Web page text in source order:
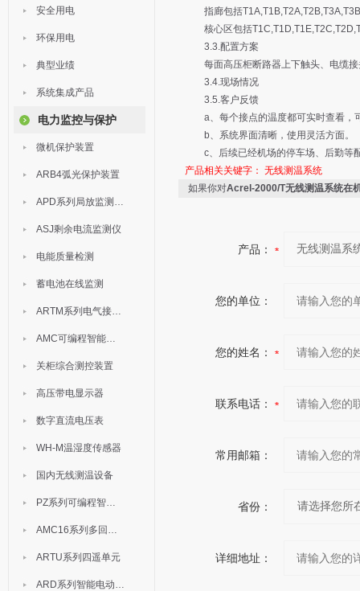
安全用电
环保用电
典型业绩
系统集成产品
电力监控与保护
微机保护装置
ARB4弧光保护装置
APD系列局放监测装置
ASJ剩余电流监测仪
电能质量检测
蓄电池在线监测
ARTM系列电气接点测温装置
AMC可编程智能电测表
关柜综合测控装置
高压带电显示器
数字直流电压表
WH-M温湿度传感器
国内无线测温设备
PZ系列可编程智能表
AMC16系列多回路监控装置
ARTU系列四遥单元
ARD系列智能电动机保护器
指廊包括
核心区包括
3.3.配置方案
每面高压柜断路器上下触头、电缆接
3.4.现场情况
3.5.客户反馈
a、每个接点的温度都可实时查看，
b、系统界面清晰，使用灵活方面。
c、后续已经机场的停车场、后勤等
产品相关关键字： 无线测温系统
如果你对Acrel-2000/T无线测温系统在
产品：
您的单位：
您的姓名：
联系电话：
常用邮箱：
省份：
详细地址：